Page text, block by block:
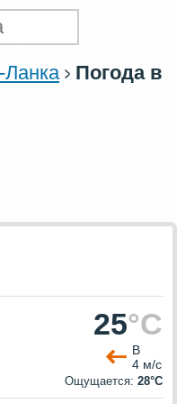
Погода в
25°C
В
4 м/с
Ощущается: 28°C